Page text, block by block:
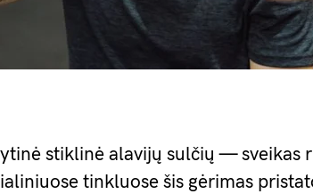
stiklinė alavijų sulčių — sveikas
tinkluose šis gėrimas